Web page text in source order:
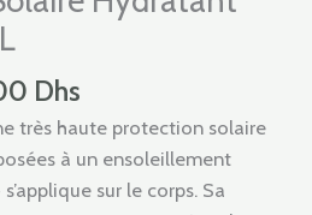
Dhs.
Dhs
210,00 Dhs.
très haute protection solaire
à un ensoleillement
sur le corps. Sa